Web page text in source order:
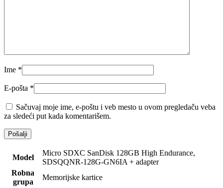
Ime *
E-pošta *
Sačuvaj moje ime, e-poštu i veb mesto u ovom pregledaču veba
za sledeći put kada komentarišem.
Model
Micro SDXC SanDisk 128GB High Endurance,
SDSQQNR-128G-GN6IA + adapter
Robna
grupa
Memorijske kartice